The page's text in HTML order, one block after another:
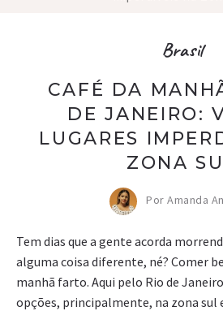
Brasil
CAFÉ DA
DE JANEIRO:
LUGARES
ZONA
Por Amanda
Tem dias que a gente acorda
alguma coisa diferente, né? Comer
manhã farto. Aqui pelo Rio de
opções, principalmente, na zona sul